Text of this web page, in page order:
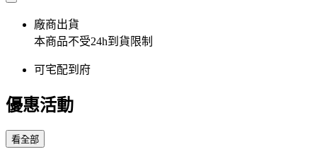
廠商出貨
本商品不受24h到貨限制
可宅配到府
優惠活動
看全部